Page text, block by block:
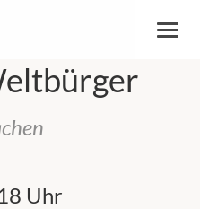
Toggle
Uhr